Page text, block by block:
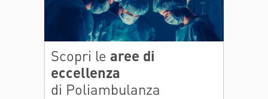
Scopri le aree di
eccellenza
di Poliambulanza